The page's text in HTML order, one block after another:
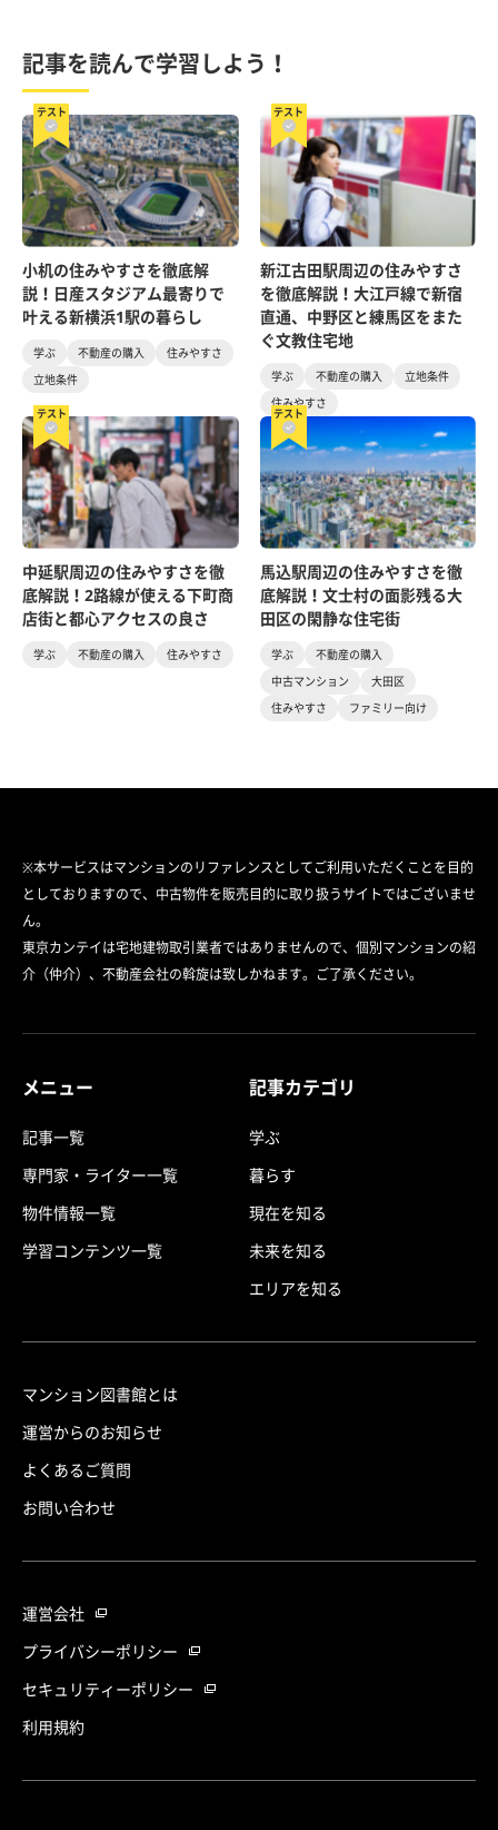
記事を読んで学習しよう！
テスト
小机の住みやすさを徹底解
説！日産スタジアム最寄りで
叶える新横浜1駅の暮らし
学ぶ 不動産の購入
住みやすさ
立地条件
テスト
新江古田駅周辺の住みやすさ
を徹底解説！大江戸線で新宿
直通、中野区と練馬区をまた
ぐ文教住宅地
学ぶ 不動産の購入
立地条件
住みやすさ
テスト
中延駅周辺の住みやすさを徹
底解説！2路線が使える下町商
店街と都心アクセスの良さ
学ぶ 不動産の購入 住みやすさ
テスト
馬込駅周辺の住みやすさを徹
底解説！文士村の面影残る大
田区の閑静な住宅街
学ぶ
不動産の購入
中古マンション
大田区
住みやすさ
ファミリー向け
※本サービスはマンションのリファレンスとしてご利用いただくことを目的
としておりますので、中古物件を販売目的に取り扱うサイトではございませ
ん。
東京カンテイは宅地建物取引業者ではありませんので、個別マンションの紹
介（仲介）、不動産会社の斡旋は致しかねます。ご了承ください。
メニュー
記事一覧
専門家・ライター一覧
物件情報一覧
学習コンテンツ一覧
記事カテゴリ
学ぶ
暮らす
現在を知る
未来を知る
エリアを知る
マンション図書館とは
運営からのお知らせ
よくあるご質問
お問い合わせ
運営会社
プライバシーポリシー
セキュリティーポリシー
利用規約